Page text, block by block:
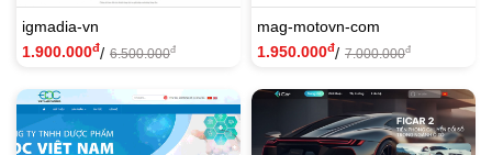
igmadia-vn
1.900.000đ/ 6.500.000đ
mag-motovn-com
1.950.000đ/ 7.000.000đ